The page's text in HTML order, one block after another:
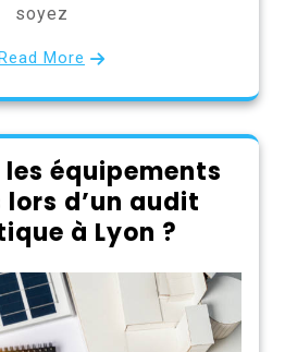
soyez
More
équipements
d’un audit
à Lyon ?